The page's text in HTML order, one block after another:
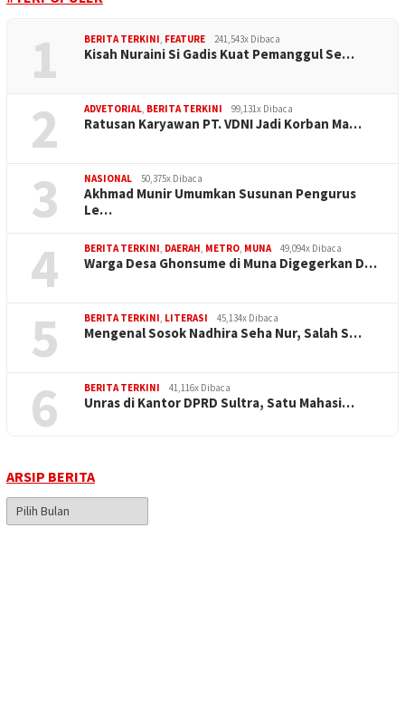
1 BERITA TERKINI, FEATURE 241,543x Dibaca
Kisah Nuraini Si Gadis Kuat Pemanggul Se…
2 ADVETORIAL, BERITA TERKINI 99,131x Dibaca
Ratusan Karyawan PT. VDNI Jadi Korban Ma…
3 NASIONAL 50,375x Dibaca
Akhmad Munir Umumkan Susunan Pengurus
Le…
4 BERITA TERKINI, DAERAH, METRO, MUNA 49,094x Dibaca
Warga Desa Ghonsume di Muna Digegerkan D…
5 BERITA TERKINI, LITERASI 45,134x Dibaca
Mengenal Sosok Nadhira Seha Nur, Salah S…
6 BERITA TERKINI 41,116x Dibaca
Unras di Kantor DPRD Sultra, Satu Mahasi…
ARSIP BERITA
Arsip
Berita